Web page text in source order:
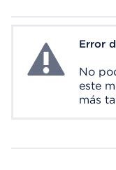
System Error
Error
No
este
más